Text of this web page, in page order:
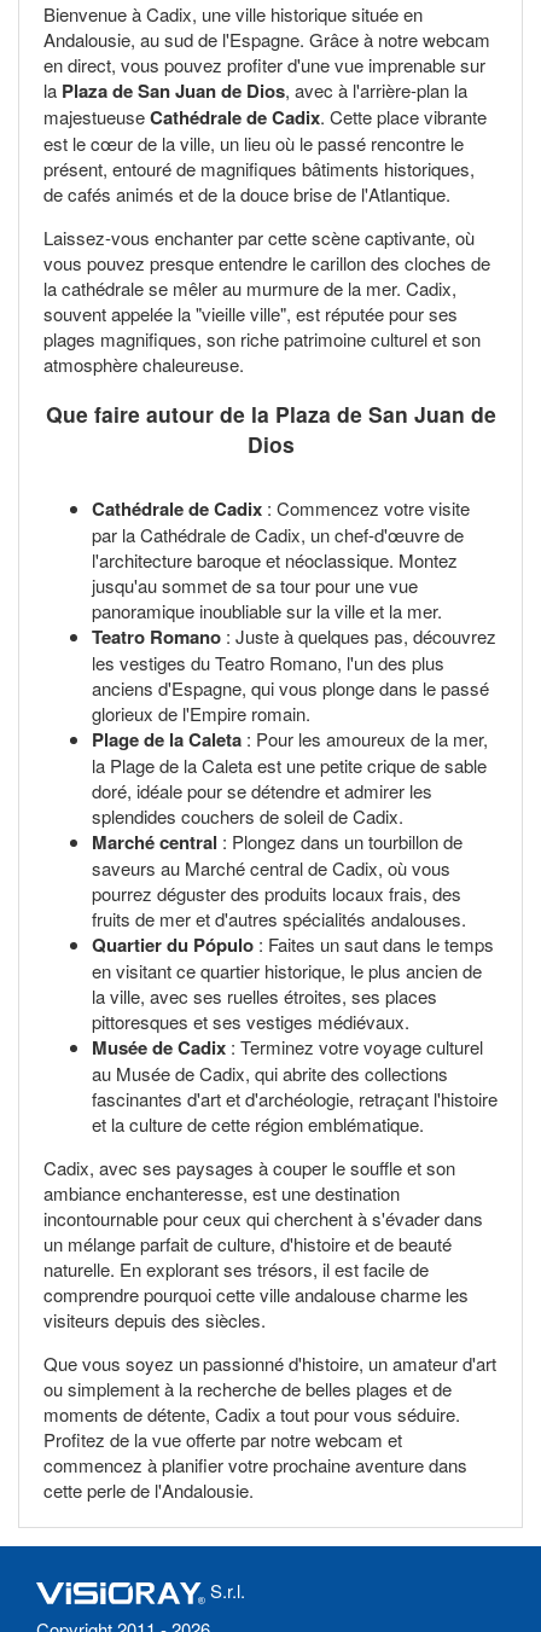
Bienvenue à Cadix, une ville historique située en
Andalousie, au sud de l'Espagne. Grâce à notre webcam
en direct, vous pouvez profiter d'une vue imprenable sur
la Plaza de San Juan de Dios, avec à l'arrière-plan la
majestueuseCathédrale de Cadix. Cette place vibrante
est le cœur de la ville, un lieu où le passé rencontre le
présent, entouré de magnifiques bâtiments historiques,
de cafés animés et de la douce brise de l'Atlantique.
Laissez-vous enchanter par cette scène captivante, où
vous pouvez presque entendre le carillon des cloches de
la cathédrale se mêler au murmure de la mer. Cadix,
souvent appelée la "vieille ville", est réputée pour ses
plages magnifiques, son riche patrimoine culturel et son
atmosphère chaleureuse.
Que faire autour de la Plaza de San Juan de
Dios
Cathédrale de Cadix : Commencez votre visite
par la Cathédrale de Cadix, un chef-d'œuvre de
l'architecture baroque et néoclassique. Montez
jusqu'au sommet de sa tour pour une vue
panoramique inoubliable sur la ville et la mer.
Teatro Romano : Juste à quelques pas, découvrez
les vestiges du Teatro Romano, l'un des plus
anciens d'Espagne, qui vous plonge dans le passé
glorieux de l'Empire romain.
Plage de la Caleta : Pour les amoureux de la mer,
la Plage de la Caleta est une petite crique de sable
doré, idéale pour se détendre et admirer les
splendides couchers de soleil de Cadix.
Marché central : Plongez dans un tourbillon de
saveurs au Marché central de Cadix, où vous
pourrez déguster des produits locaux frais, des
fruits de mer et d'autres spécialités andalouses.
Quartier du Pópulo : Faites un saut dans le temps
en visitant ce quartier historique, le plus ancien de
la ville, avec ses ruelles étroites, ses places
pittoresques et ses vestiges médiévaux.
Musée de Cadix : Terminez votre voyage culturel
au Musée de Cadix, qui abrite des collections
fascinantes d'art et d'archéologie, retraçant l'histoire
et la culture de cette région emblématique.
Cadix, avec ses paysages à couper le souffle et son
ambiance enchanteresse, est une destination
incontournable pour ceux qui cherchent à s'évader dans
un mélange parfait de culture, d'histoire et de beauté
naturelle. En explorant ses trésors, il est facile de
comprendre pourquoi cette ville andalouse charme les
visiteurs depuis des siècles.
Que vous soyez un passionné d'histoire, un amateur d'art
ou simplement à la recherche de belles plages et de
moments de détente, Cadix a tout pour vous séduire.
Profitez de la vue offerte par notre webcam et
commencez à planifier votre prochaine aventure dans
cette perle de l'Andalousie.
S.r.l.